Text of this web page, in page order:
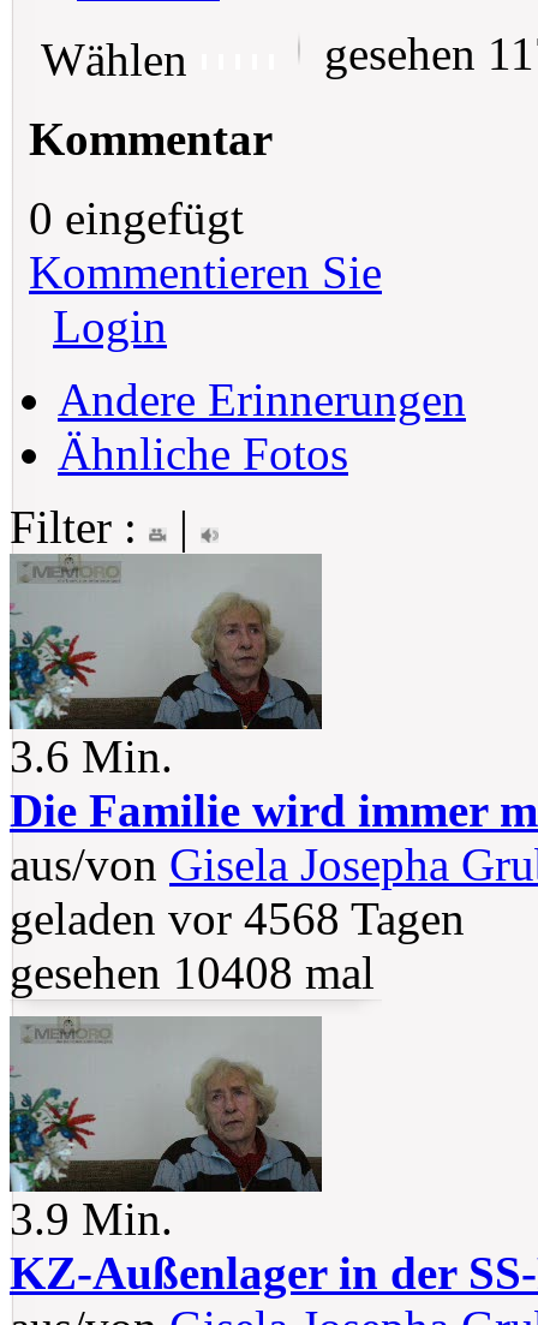
Wählen
gesehen
Kommentar
0 eingefügt
Kommentieren Sie
Login
Andere Erinnerungen
Ähnliche Fotos
Filter :
|
3.6 Min.
Die Familie wird immer
aus/von Gisela Josepha
geladen vor 4568 Tagen
gesehen 10408 mal
3.9 Min.
KZ-Außenlager in der